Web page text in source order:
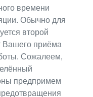
времени
Обычно для
второй
Вашего приёма
Сожалеем,
предпримем